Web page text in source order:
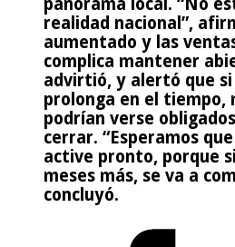
realidad nacional”,
aumentado y las
complica mantener
advirtió, y alertó que
prolonga en el tiempo,
podrían verse
cerrar. “Esperamos
active pronto, porque
meses más, se va a
concluyó.